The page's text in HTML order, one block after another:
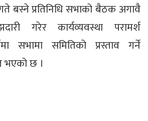
बस्ने प्रतिनिधि सभाको बैठक अगावै
गरेर कार्यव्यवस्था परामर्श
सभामा समितिको प्रस्ताव गर्ने
छ ।